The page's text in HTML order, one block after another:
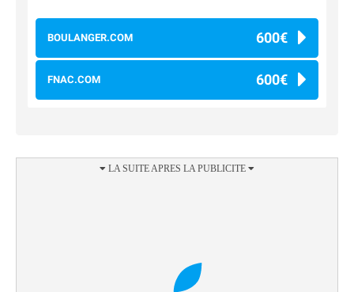
BOULANGER.COM 600€
FNAC.COM 600€